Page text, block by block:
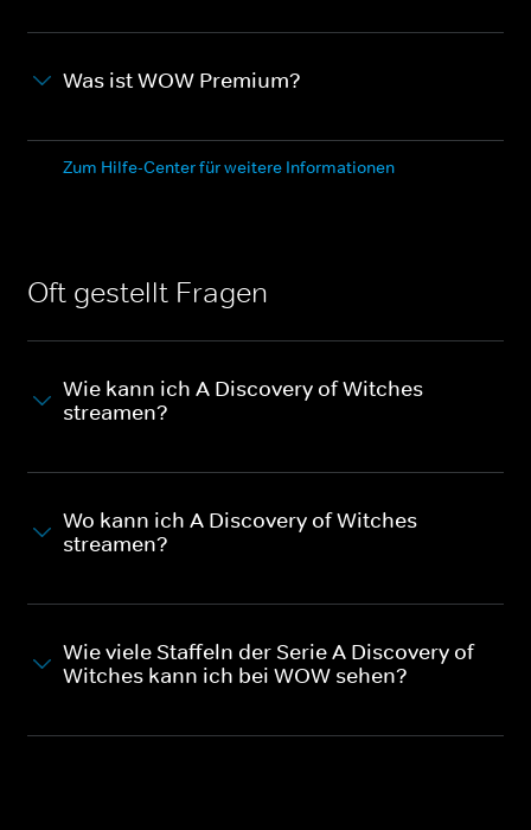
Was ist WOW Premium?
Zum Hilfe-Center für weitere Informationen
Oft gestellt Fragen
Wie kann ich A Discovery of Witches
streamen?
Wo kann ich A Discovery of Witches
streamen?
Wie viele Staffeln der Serie A Discovery of
Witches kann ich bei WOW sehen?